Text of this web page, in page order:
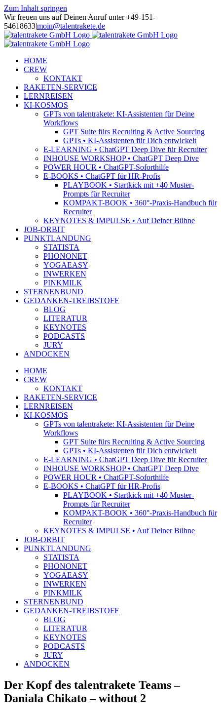
Zum Inhalt springen
Wir freuen uns auf Deinen Anruf unter +49-151-
54618633|moin@talentrakete.de
HOME
CREW
KONTAKT
RAKETEN-SERVICE
LERNREISEN
KI-KOSMOS
GPTs von talentrakete: KI-Assistenten für Deine
Workflows
GPT Suite fürs Recruiting & Active Sourcing
GPTs • KI-Assistenten für Dich entwickelt
E-LEARNING • ChatGPT Deep Dive für Recruiter
INHOUSE WORKSHOP • ChatGPT Deep Dive
POWER HOUR • ChatGPT-Soforthilfe
E-BOOKS • ChatGPT für HR-Profis
PLAYBOOK • Startkick mit +40 Muster-
Prompts für Recruiter
KOMPAKT-BOOK • 360°-Praxis-Handbuch für
Recruiter
KEYNOTES & IMPULSE • Auf Deiner Bühne
JOB-ORBIT
PUNKTLANDUNG
STATISTA
PHONONET
YOGAEASY
INWERKEN
PINKMILK
STERNENBUND
GEDANKEN-TREIBSTOFF
BLOG
LITERATUR
KEYNOTES
PODCASTS
JURY
ANDOCKEN
HOME
CREW
KONTAKT
RAKETEN-SERVICE
LERNREISEN
KI-KOSMOS
GPTs von talentrakete: KI-Assistenten für Deine
Workflows
GPT Suite fürs Recruiting & Active Sourcing
GPTs • KI-Assistenten für Dich entwickelt
E-LEARNING • ChatGPT Deep Dive für Recruiter
INHOUSE WORKSHOP • ChatGPT Deep Dive
POWER HOUR • ChatGPT-Soforthilfe
E-BOOKS • ChatGPT für HR-Profis
PLAYBOOK • Startkick mit +40 Muster-
Prompts für Recruiter
KOMPAKT-BOOK • 360°-Praxis-Handbuch für
Recruiter
KEYNOTES & IMPULSE • Auf Deiner Bühne
JOB-ORBIT
PUNKTLANDUNG
STATISTA
PHONONET
YOGAEASY
INWERKEN
PINKMILK
STERNENBUND
GEDANKEN-TREIBSTOFF
BLOG
LITERATUR
KEYNOTES
PODCASTS
JURY
ANDOCKEN
Der Kopf des talentrakete Teams –
Daniala Chikato – without 2